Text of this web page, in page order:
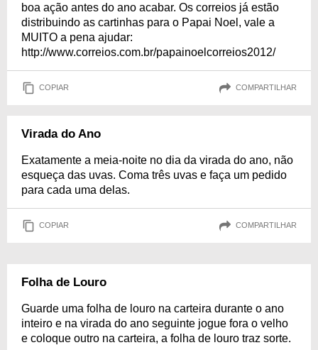
boa ação antes do ano acabar. Os correios já estão
distribuindo as cartinhas para o Papai Noel, vale a
MUITO a pena ajudar:
http://www.correios.com.br/papainoelcorreios2012/
COPIAR COMPARTILHAR
Virada do Ano
Exatamente a meia-noite no dia da virada do ano, não
esqueça das uvas. Coma três uvas e faça um pedido
para cada uma delas.
COPIAR COMPARTILHAR
Folha de Louro
Guarde uma folha de louro na carteira durante o ano
inteiro e na virada do ano seguinte jogue fora o velho
e coloque outro na carteira, a folha de louro traz sorte.